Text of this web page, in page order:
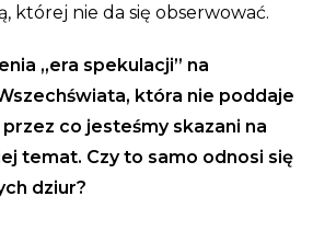
której nie da się obserwować.
„era spekulacji” na
która nie poddaje
co jesteśmy skazani na
temat. Czy to samo odnosi się
dziur?